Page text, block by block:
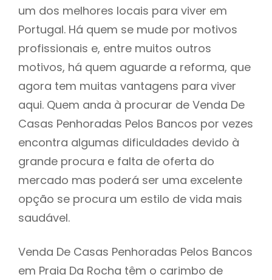
um dos melhores locais para viver em
Portugal. Há quem se mude por motivos
profissionais e, entre muitos outros
motivos, há quem aguarde a reforma, que
agora tem muitas vantagens para viver
aqui. Quem anda à procurar de Venda De
Casas Penhoradas Pelos Bancos por vezes
encontra algumas dificuldades devido à
grande procura e falta de oferta do
mercado mas poderá ser uma excelente
opção se procura um estilo de vida mais
saudável.
Venda De Casas Penhoradas Pelos Bancos
em Praia Da Rocha têm o carimbo de